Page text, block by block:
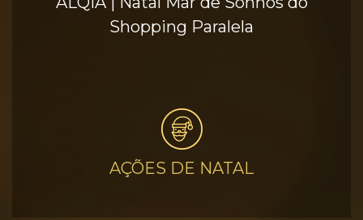
Shopping Paralela
AÇÕES DE NATAL